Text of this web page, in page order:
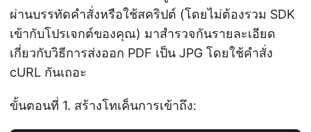
ผ่านบรรทัดคำสั่งหรือใช้สคริปต์ (โดยไม่ต้องรวม SDK
เข้ากับโปรเจกต์ของคุณ) มาสำรวจกันรายละเอียด
เกี่ยวกับวิธีการส่งออก PDF เป็น JPG โดยใช้คำสั่ง
cURL กันเถอะ
ขั้นตอนที่ 1. สร้างโทเค็นการเข้าถึง: